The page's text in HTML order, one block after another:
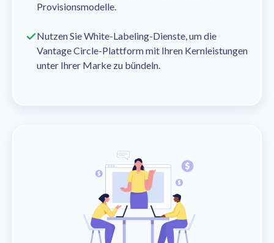
Provisionsmodelle.
Nutzen Sie White-Labeling-Dienste, um die
Vantage Circle-Plattform mit Ihren Kernleistungen
unter Ihrer Marke zu bündeln.